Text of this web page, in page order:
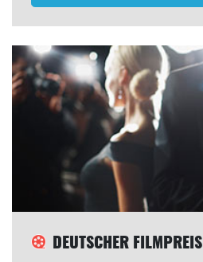
DEUTSCHER FILMPREIS